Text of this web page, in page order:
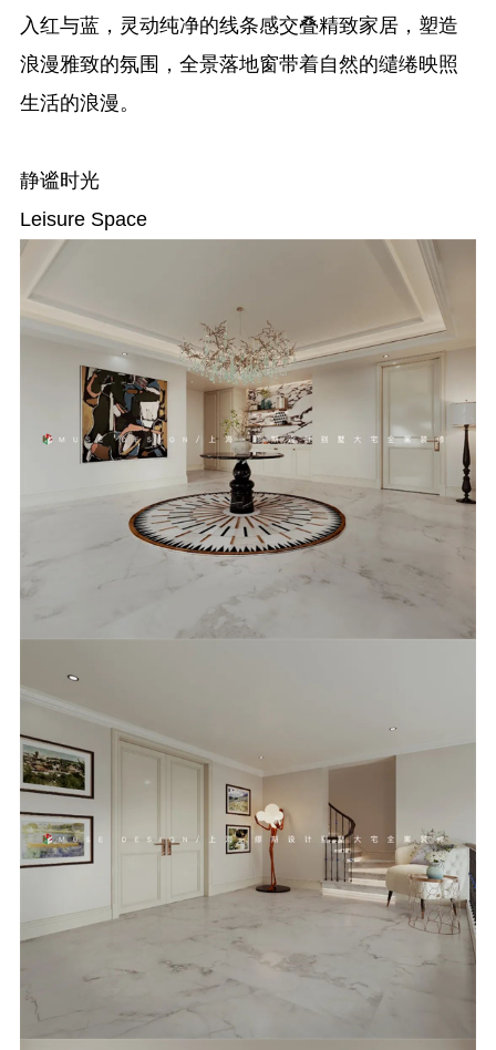
入红与蓝，灵动纯净的线条感交叠精致家居，塑造
浪漫雅致的氛围，全景落地窗带着自然的缱绻映照
生活的浪漫。
静谧时光
Leisure Space